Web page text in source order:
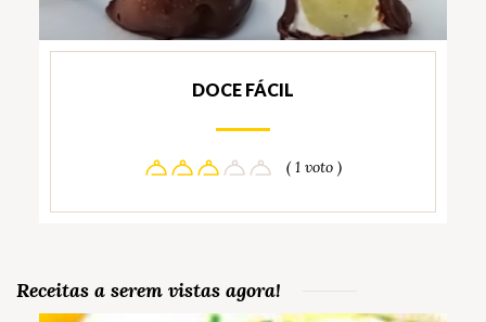
DOCE FÁCIL
( 1 voto )
Receitas a serem vistas agora!